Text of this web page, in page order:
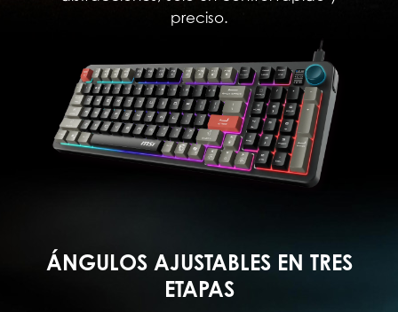
preciso.
ÁNGULOS AJUSTABLES EN TRES
ETAPAS